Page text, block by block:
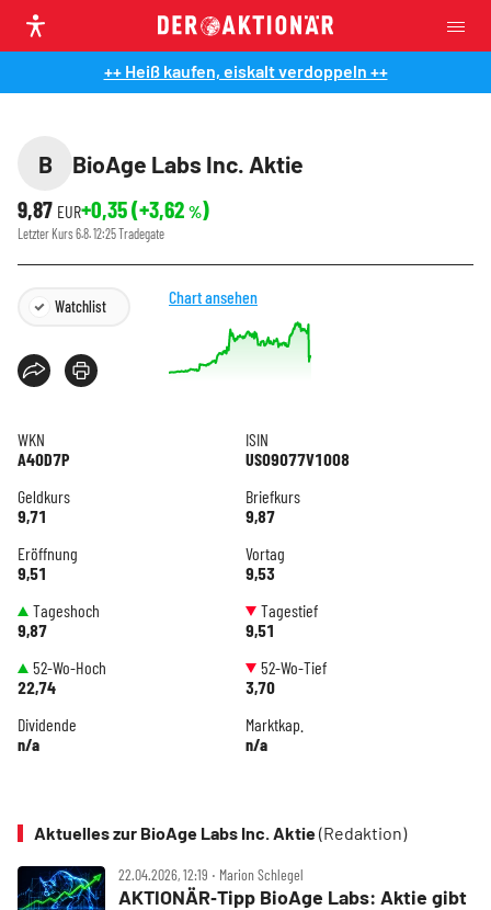
++ Heiß kaufen, eiskalt verdoppeln ++
B
BioAge Labs Inc. Aktie
9,87 EUR+0,35(+3,62 %)
Letzter Kurs6.8. 12:25Tradegate
Watchlist Chart ansehen
WKN
A40D7P
ISIN
US09077V1008
Geldkurs
9,71
Briefkurs
9,87
Eröffnung
9,51
Vortag
9,53
Tageshoch
9,87
Tagestief
9,51
52-Wo-Hoch
22,74
52-Wo-Tief
3,70
Dividende
n/a
Marktkap.
n/a
Aktuelles zur BioAge Labs Inc. Aktie(Redaktion)
22.04.2026, 12:19 ‧ Marion Schlegel
AKTIONÄR‑Tipp BioAge Labs: Aktie gibt